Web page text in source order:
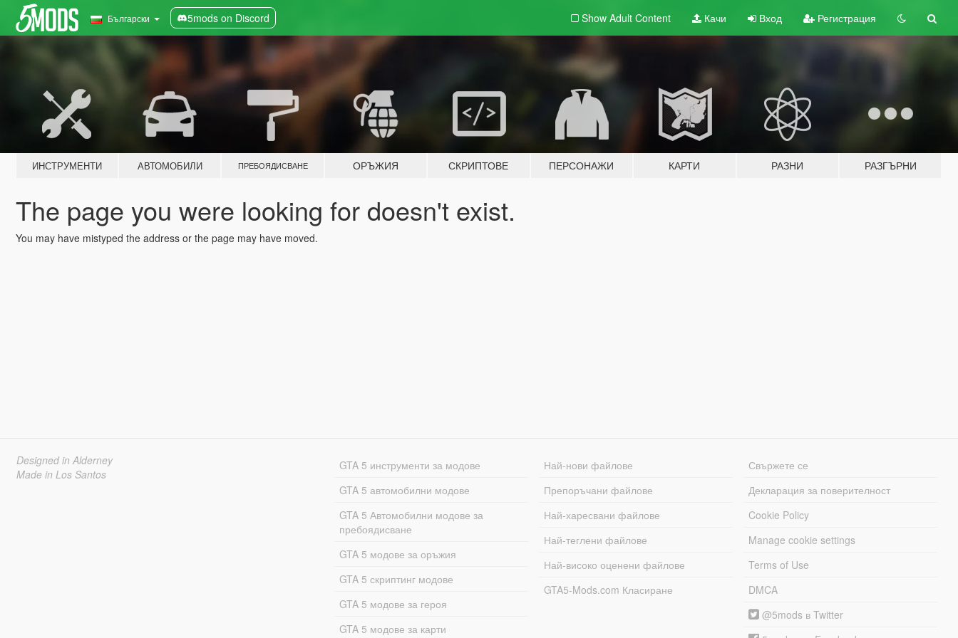
Български 5mods on Discord Show Adult Content Качи Вход Регистрация
ИНСТРУМЕНТИ АВТОМОБИЛИ ПРЕБОЯДИСВАНЕ ОРЪЖИЯ СКРИПТОВЕ ПЕРСОНАЖИ КАРТИ РАЗНИ РАЗГЪРНИ
The page you were looking for doesn't exist.
You may have mistyped the address or the page may have moved.
Designed in Alderney
Made in Los Santos
GTA 5 инструменти за модове
GTA 5 автомобилни модове
GTA 5 Автомобилни модове за
пребоядисване
GTA 5 модове за оръжия
GTA 5 скриптинг модове
GTA 5 модове за героя
GTA 5 модове за карти
Най-нови файлове
Препоръчани файлове
Най-харесвани файлове
Най-теглени файлове
Най-високо оценени файлове
GTA5-Mods.com Класиране
Свържете се
Декларация за поверителност
Cookie Policy
Manage cookie settings
Terms of Use
DMCA
@5mods в Twitter